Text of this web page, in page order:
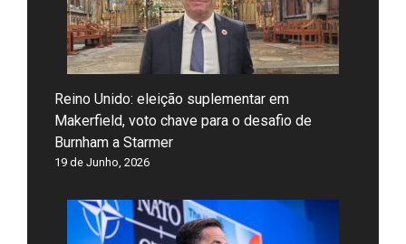
Reino Unido: eleição suplementar em
Makerfield, voto chave para o desafio de
Burnham a Starmer
19 de Junho, 2026